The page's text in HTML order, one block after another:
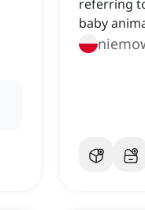
referring
baby